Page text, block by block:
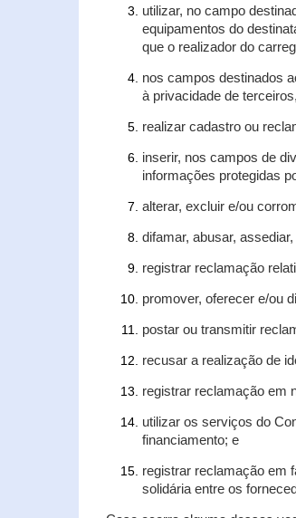
utilizar, no campo
equipamentos do
que o realizador do
nos campos destinados
à privacidade de
realizar cadastro ou
inserir, nos campos de
informações protegidas
alterar, excluir e/ou
difamar, abusar,
registrar reclamação
promover, oferecer e/ou
postar ou transmitir
recusar a realização de
registrar reclamação em
utilizar os serviços do
financiamento; e
registrar reclamação em
solidária entre os